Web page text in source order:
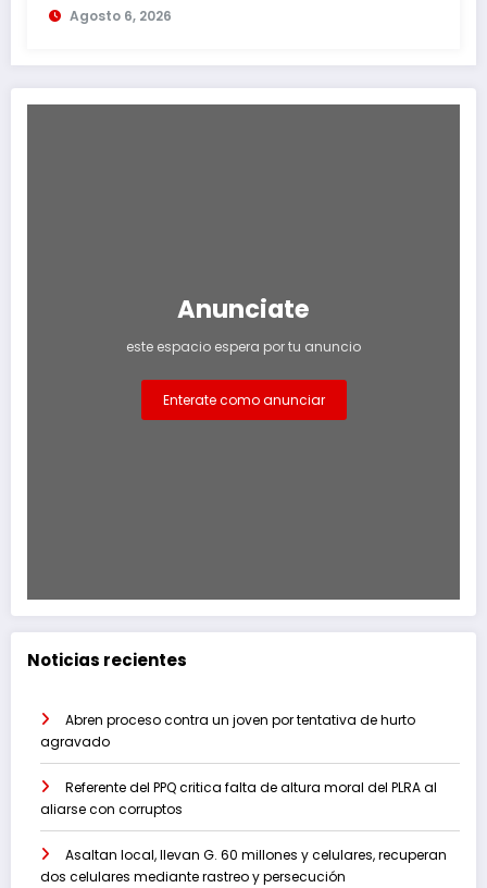
Agosto 6, 2026
Anunciate
este espacio espera por tu anuncio
Enterate como anunciar
Noticias recientes
Abren proceso contra un joven por tentativa de hurto
agravado
Referente del PPQ critica falta de altura moral del PLRA al
aliarse con corruptos
Asaltan local, llevan G. 60 millones y celulares, recuperan
dos celulares mediante rastreo y persecución